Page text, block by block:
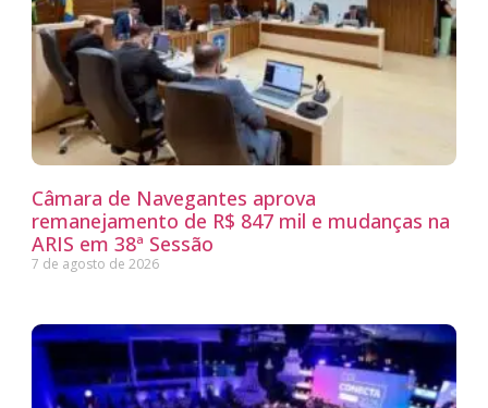
Câmara de Navegantes aprova
remanejamento de R$ 847 mil e mudanças na
ARIS em 38ª Sessão
7 de agosto de 2026